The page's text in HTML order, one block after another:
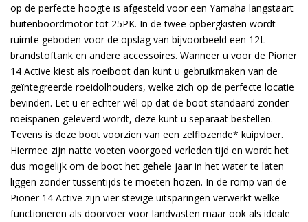
op de perfecte hoogte is afgesteld voor een Yamaha langstaart
buitenboordmotor tot 25PK. In de twee opbergkisten wordt
ruimte geboden voor de opslag van bijvoorbeeld een 12L
brandstoftank en andere accessoires. Wanneer u voor de Pioner
14 Active kiest als roeiboot dan kunt u gebruikmaken van de
geïntegreerde roeidolhouders, welke zich op de perfecte locatie
bevinden. Let u er echter wél op dat de boot standaard zonder
roeispanen geleverd wordt, deze kunt u separaat bestellen.
Tevens is deze boot voorzien van een zelflozende* kuipvloer.
Hiermee zijn natte voeten voorgoed verleden tijd en wordt het
dus mogelijk om de boot het gehele jaar in het water te laten
liggen zonder tussentijds te moeten hozen. In de romp van de
Pioner 14 Active zijn vier stevige uitsparingen verwerkt welke
functioneren als doorvoer voor landvasten maar ook als ideale